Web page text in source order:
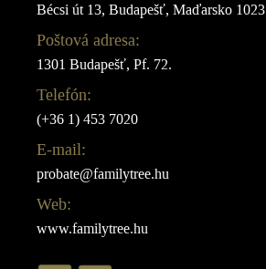
Bécsi út 13, Budapešť, Maďarsko 1023
Poštová adresa:
1301 Budapešť, Pf. 72.
Telefón:
(+36 1) 453 7020
E-mail:
probate@familytree.hu
Web:
www.familytree.hu